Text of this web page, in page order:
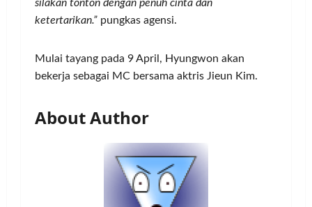
silakan tonton dengan penuh cinta dan
ketertarikan.” pungkas agensi.
Mulai tayang pada 9 April, Hyungwon akan
bekerja sebagai MC bersama aktris Jieun Kim.
About Author